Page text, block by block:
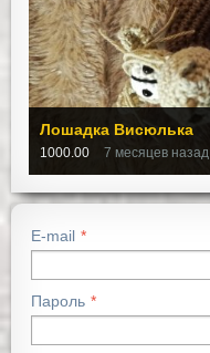
Лошадка Висюлька
1000.00 7 месяцев назад
E-mail
Пароль